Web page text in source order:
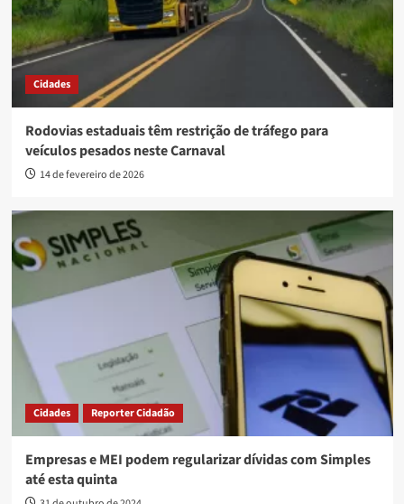
Cidades
Rodovias estaduais têm restrição de tráfego para
veículos pesados neste Carnaval
14 de fevereiro de 2026
Cidades Reporter Cidadão
Empresas e MEI podem regularizar dívidas com Simples
até esta quinta